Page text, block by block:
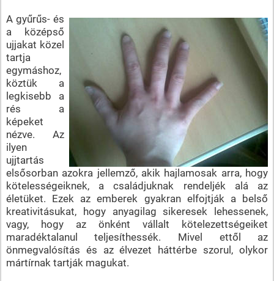
A gyűrűs- és
a középső
ujjakat közel
tartja
egymáshoz,
köztük a
legkisebb a
rés a
képeket
nézve. Az
ilyen
ujjtartás
elsősorban azokra jellemző, akik hajlamosak arra, hogy
kötelességeiknek, a családjuknak rendeljék alá az
életüket. Ezek az emberek gyakran elfojtják a belső
kreativitásukat, hogy anyagilag sikeresek lehessenek,
vagy, hogy az önként vállalt kötelezettségeiket
maradéktalanul teljesíthessék. Mivel ettől az
önmegvalósítás és az élvezet háttérbe szorul, olykor
mártírnak tartják magukat.